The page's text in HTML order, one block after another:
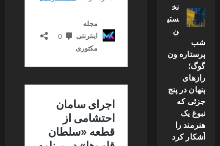
نخ
ستی
ن
شب
پرستاره ون
گوگ؛
رازهای
پنهان در پنج
جزئی که
نبوغ یک
هنرمند را
آشکار کرد